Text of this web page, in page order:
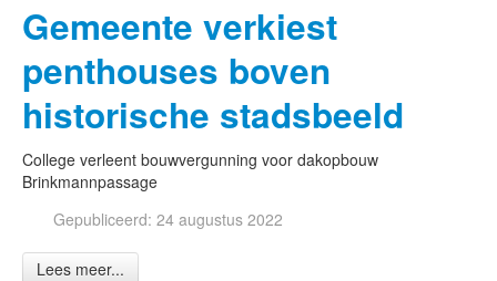
Gemeente verkiest
penthouses boven
historische stadsbeeld
College verleent bouwvergunning voor dakopbouw
Brinkmannpassage
Gepubliceerd: 24 augustus 2022
Lees meer...